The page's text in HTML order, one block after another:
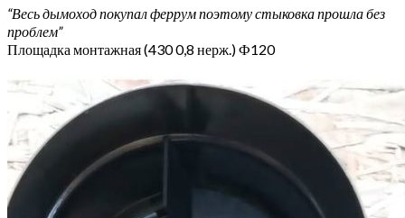
“Весь дымоход покупал феррум поэтому стыковка прошла без
проблем”
Площадка монтажная (430 0,8 нерж.) Ф120